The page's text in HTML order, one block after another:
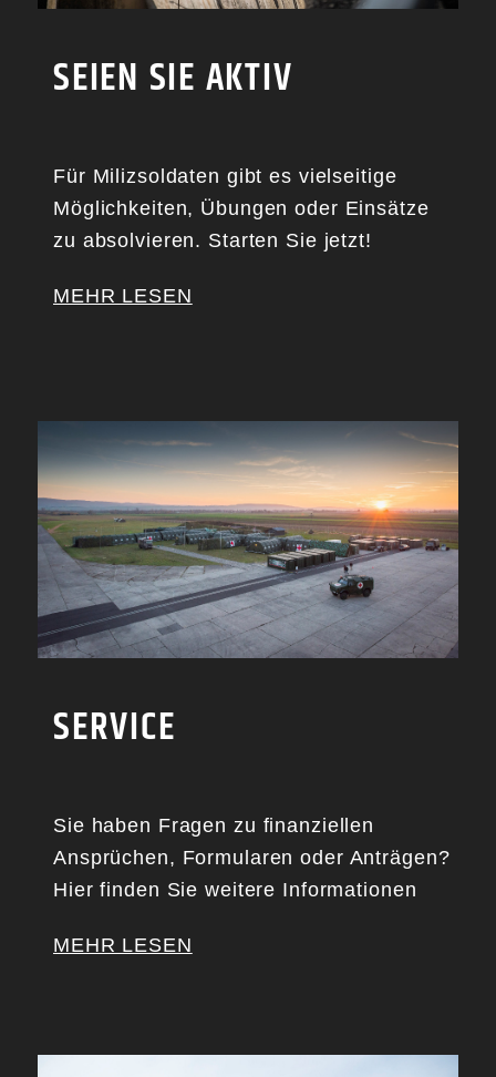
SEIEN SIE AKTIV
Für Milizsoldaten gibt es vielseitige
Möglichkeiten, Übungen oder Einsätze
zu absolvieren. Starten Sie jetzt!
MEHR LESEN
SERVICE
Sie haben Fragen zu finanziellen
Ansprüchen, Formularen oder Anträgen?
Hier finden Sie weitere Informationen
MEHR LESEN